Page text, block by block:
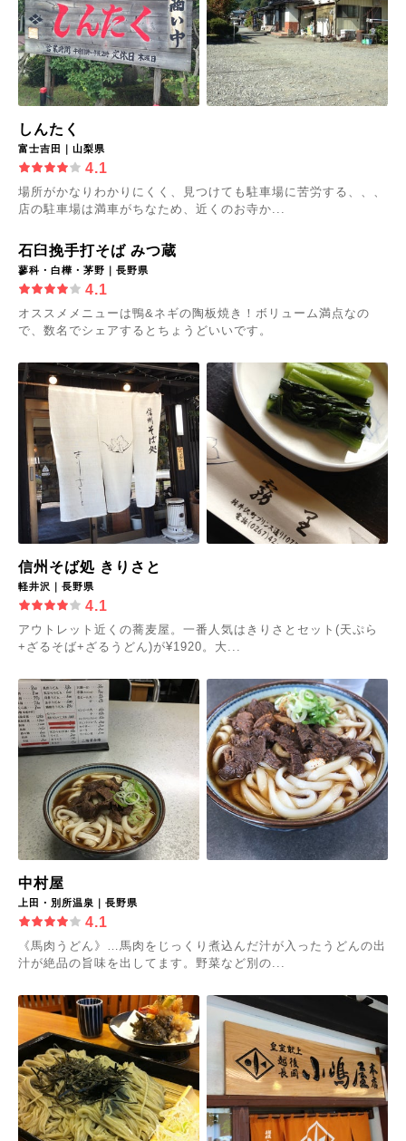
しんたく
富士吉田｜山梨県
4.1
場所がかなりわかりにくく、見つけても駐車場に苦労する、、、
店の駐車場は満車がちなため、近くのお寺か...
石臼挽手打そば みつ蔵
蓼科・白樺・茅野｜長野県
4.1
オススメメニューは鴨&ネギの陶板焼き！ボリューム満点なの
で、数名でシェアするとちょうどいいです。
信州そば処 きりさと
軽井沢｜長野県
4.1
アウトレット近くの蕎麦屋。一番人気はきりさとセット(天ぷら
+ざるそば+ざるうどん)が¥1920。大...
中村屋
上田・別所温泉｜長野県
4.1
《馬肉うどん》…馬肉をじっくり煮込んだ汁が入ったうどんの出
汁が絶品の旨味を出してます。野菜など別の...